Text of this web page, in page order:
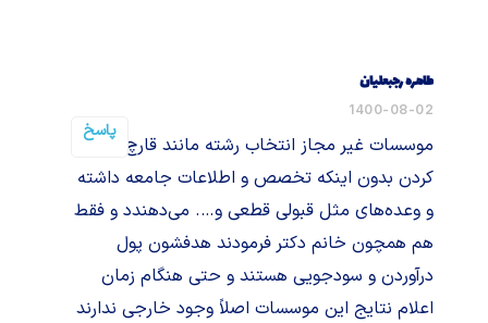
طاهره رجبعلیان
1400-08-02
پاسخ
موسسات غیر مجاز انتخاب رشته مانند قارچ رویش
کردن بدون اینکه تخصص و اطلاعات جامعه داشته
و وعده‌های مثل قبولی قطعی و…. می‌دهندد و فقط
هم همچون خانم دکتر فرمودند هدفشون پول
درآوردن و سودجویی هستند و حتی هنگام زمان
اعلام نتایج این موسسات اصلاً وجود خارجی ندارند